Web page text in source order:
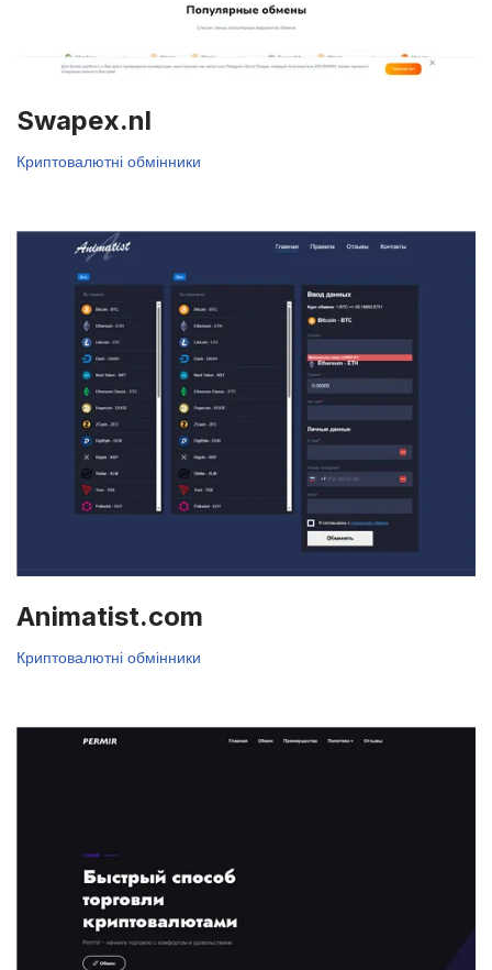
Swapex.nl
Криптовалютні обмінники
Animatist.com
Криптовалютні обмінники